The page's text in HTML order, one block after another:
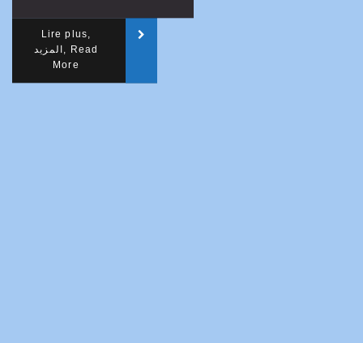
Lire plus,
المزيد, Read
More